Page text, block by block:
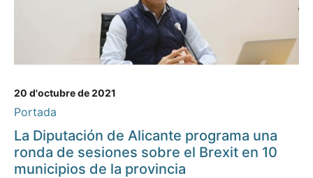
20 d'octubre de 2021
Portada
La Diputación de Alicante programa una
ronda de sesiones sobre el Brexit en 10
municipios de la provincia